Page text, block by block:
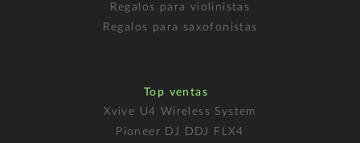
Regalos para violinistas
Regalos para saxofonistas
Top ventas
Xvive U4 Wireless System
Pioneer DJ DDJ FLX4